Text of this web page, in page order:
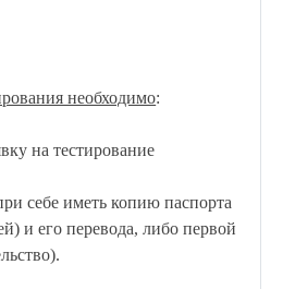
необходимо:
на тестирование
себе иметь копию паспорта
и его перевода, либо первой